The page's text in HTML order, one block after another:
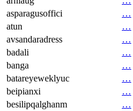
asparagusoffici
…
atun
…
avsandaradress
…
badali
…
banga
…
batareyeweklyuc
…
beipianxi
…
besilipqalghanm
…